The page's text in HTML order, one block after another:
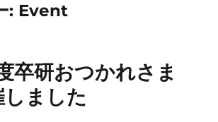
: Event
卒研おつかれさま
ました